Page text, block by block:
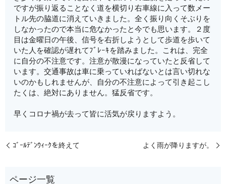
ですが振り返ることなく道を横切り右車線に入って数メー
トル先の脇道に消えていきました。全く振り向くそぶりを
しなかったので本当に危なかったと今でも思います。２度
目は金曜日の午後、信号を右折しようとして歩道を歩いて
いた人を確認が遅れてﾌﾞﾚｰｷを踏みました。これは、完全
に自分の不注意です。注意が散漫になっていたと反省して
います。交通事故は車に乗っていればないとは言い切れな
いのかもしれませんが、自分の不注意によって引き起こし
たくは、絶対にありません。猛反省です。
早くコロナ禍が去って皆に活気が戻りますよう。
ｺﾞｰﾙﾃﾞﾝｳｨｰｸを終えて よく雨が降りますが。